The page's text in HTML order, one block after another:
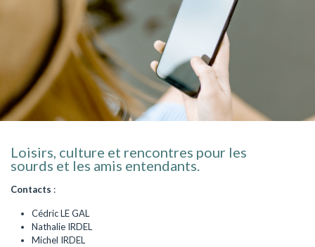
Loisirs, culture et rencontres pour les
sourds et les amis entendants.
Contacts :
Cédric LE GAL
Nathalie IRDEL
Michel IRDEL